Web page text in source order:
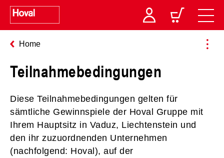
Home
Teilnahmebedingungen
Diese Teilnahmebedingungen gelten für
sämtliche Gewinnspiele der Hoval Gruppe mit
Ihrem Hauptsitz in Vaduz, Liechtenstein und
den ihr zuzuordnenden Unternehmen
(nachfolgend: Hoval), auf der